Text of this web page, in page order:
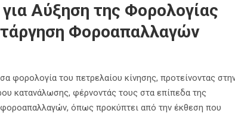
Αύξηση της Φορολογίας
Φοροαπαλλαγών
φορολογία του πετρελαίου κίνησης, προτείνοντας
κατανάλωσης, φέρνοντάς τους στα επίπεδα της
φοροαπαλλαγών, όπως προκύπτει από την έκθεση που